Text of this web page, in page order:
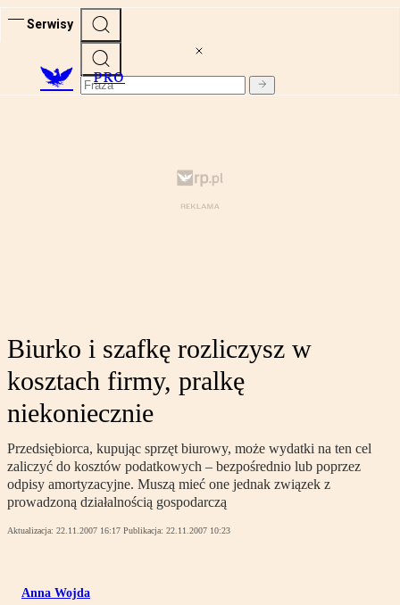
Serwisy
PRO
Biurko i szafkę rozliczysz w
kosztach firmy, pralkę
niekoniecznie
Przedsiębiorca, kupując sprzęt biurowy, może wydatki na ten cel
zaliczyć do kosztów podatkowych – bezpośrednio lub poprzez
odpisy amortyzacyjne. Muszą mieć one jednak związek z
prowadzoną działalnością gospodarczą
Aktualizacja: 22.11.2007 16:17 Publikacja: 22.11.2007 10:23
Anna Wojda